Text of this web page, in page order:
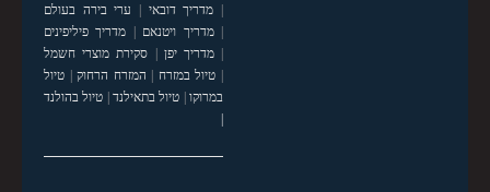
| מדריך דובאי | ערי בירה בעולם
|מדריך ויטנאם | מדריך פיליפינים
|מדריך יפן | סקירת מוצרי חשמל
| טיול במזרח | המזרח הרחוק| טיול
במרוקו| טיול בתאילנד| טיול בהולנד
|